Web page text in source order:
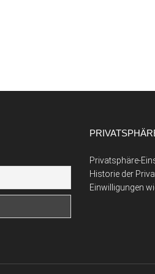
Privatsphäre-
Historie der
Einwilligungen